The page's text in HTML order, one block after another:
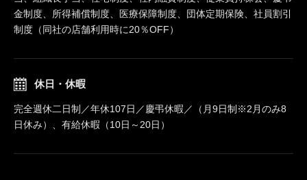
金制度、所得補償制度、医療保障制度、団体定期保険、社員割引
制度（同社の店舗利用時に20％OFF）
休日・休暇
完全週休二日制／年休107日／慶弔休暇／（月9日制※2月のみ8
日休み）、有給休暇（10日～20日）